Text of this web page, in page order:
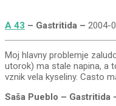
A 43 – Gastritida – 2004-
Moj hlavny problemje
utorok) ma stale napina, a
vznik vela kyseliny. Casto
Saša Pueblo – Gastritida